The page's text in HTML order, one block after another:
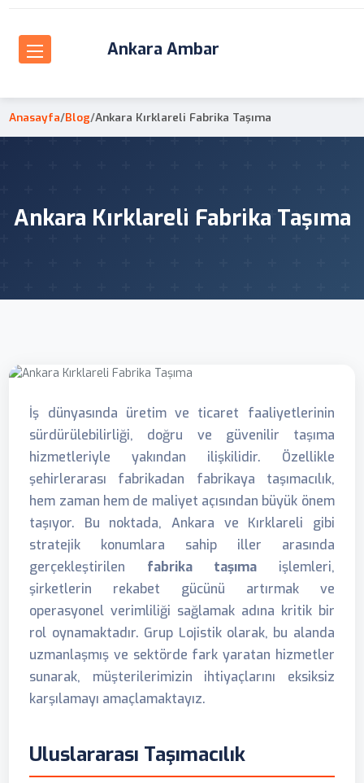
Ankara Ambar
Anasayfa/Blog/Ankara Kırklareli Fabrika Taşıma
Ankara Kırklareli Fabrika Taşıma
İş dünyasında üretim ve ticaret faaliyetlerinin
sürdürülebilirliği, doğru ve güvenilir taşıma
hizmetleriyle yakından ilişkilidir. Özellikle
şehirlerarası fabrikadan fabrikaya taşımacılık,
hem zaman hem de maliyet açısından büyük önem
taşıyor. Bu noktada, Ankara ve Kırklareli gibi
stratejik konumlara sahip iller arasında
gerçekleştirilen fabrika taşıma işlemleri,
şirketlerin rekabet gücünü artırmak ve
operasyonel verimliliği sağlamak adına kritik bir
rol oynamaktadır. Grup Lojistik olarak, bu alanda
uzmanlaşmış ve sektörde fark yaratan hizmetler
sunarak, müşterilerimizin ihtiyaçlarını eksiksiz
karşılamayı amaçlamaktayız.
Uluslararası Taşımacılık